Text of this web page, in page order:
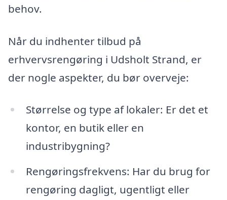
behov.
Når du indhenter tilbud på
erhvervsrengøring i Udsholt Strand, er
der nogle aspekter, du bør overveje:
Størrelse og type af lokaler: Er det et
kontor, en butik eller en
industribygning?
Rengøringsfrekvens: Har du brug for
rengøring dagligt, ugentligt eller